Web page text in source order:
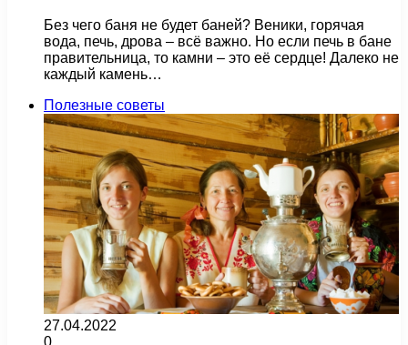
Без чего баня не будет баней? Веники, горячая
вода, печь, дрова – всё важно. Но если печь в бане
правительница, то камни – это её сердце! Далеко не
каждый камень…
Полезные советы
27.04.2022